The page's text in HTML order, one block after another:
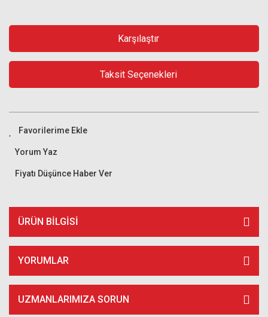
Karşılaştır
Taksit Seçenekleri
Yorum Yaz
Fiyatı Düşünce Haber Ver
ÜRÜN BILGISI
YORUMLAR
UZMANLARIMIZA SORUN